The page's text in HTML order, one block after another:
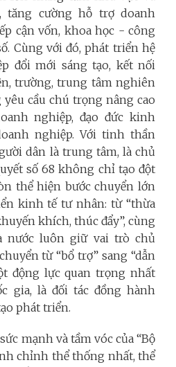
tăng cường hỗ trợ doanh
cận vốn, khoa học - công
Cùng với đó, phát triển hệ
đổi mới sáng tạo, kết nối
trường, trung tâm nghiên
cầu chú trọng nâng cao
nghiệp, đạo đức kinh
nghiệp. Với tinh thần
dân là trung tâm, là chủ
số 68 không chỉ tạo đột
thể hiện bước chuyển lớn
kinh tế tư nhân: từ “thừa
khích, thúc đẩy”, cùng
nước luôn giữ vai trò chủ
từ “bổ trợ” sang “dẫn
động lực quan trọng nhất
gia, là đối tác đồng hành
phát triển.
mạnh và tầm vóc của “Bộ
chỉnh thể thống nhất, thể